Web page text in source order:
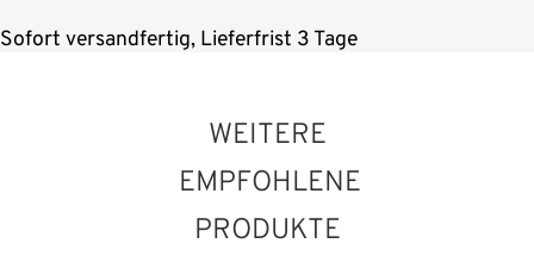
Sofort versandfertig, Lieferfrist 3 Tage
WEITERE
EMPFOHLENE
PRODUKTE